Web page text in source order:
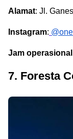
Alamat: Jl.
Instagram:
Jam operasional
7. Foresta